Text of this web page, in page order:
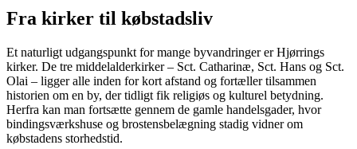
Fra kirker til købstadsliv
Et naturligt udgangspunkt for mange byvandringer er Hjørrings
kirker. De tre middelalderkirker – Sct. Catharinæ, Sct. Hans og Sct.
Olai – ligger alle inden for kort afstand og fortæller tilsammen
historien om en by, der tidligt fik religiøs og kulturel betydning.
Herfra kan man fortsætte gennem de gamle handelsgader, hvor
bindingsværkshuse og brostensbelægning stadig vidner om
købstadens storhedstid.